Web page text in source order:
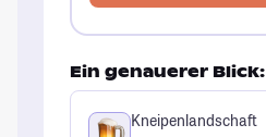
Ein genauerer Blick:
Kneipenlandschaft